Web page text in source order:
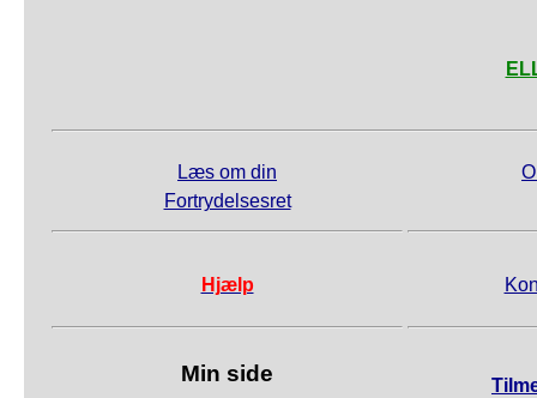
Læs om din
Fortrydelsesret
Hjælp
Min side